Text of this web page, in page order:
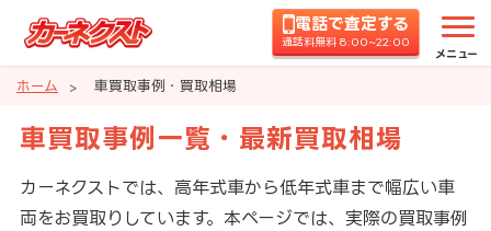
電話で査定する
通話料無料 8:00~22:00
メニュー
ホーム 車買取事例・買取相場
車買取事例一覧・最新買取相場
カーネクストでは、高年式車から低年式車まで幅広い車
両をお買取りしています。本ページでは、実際の買取事例